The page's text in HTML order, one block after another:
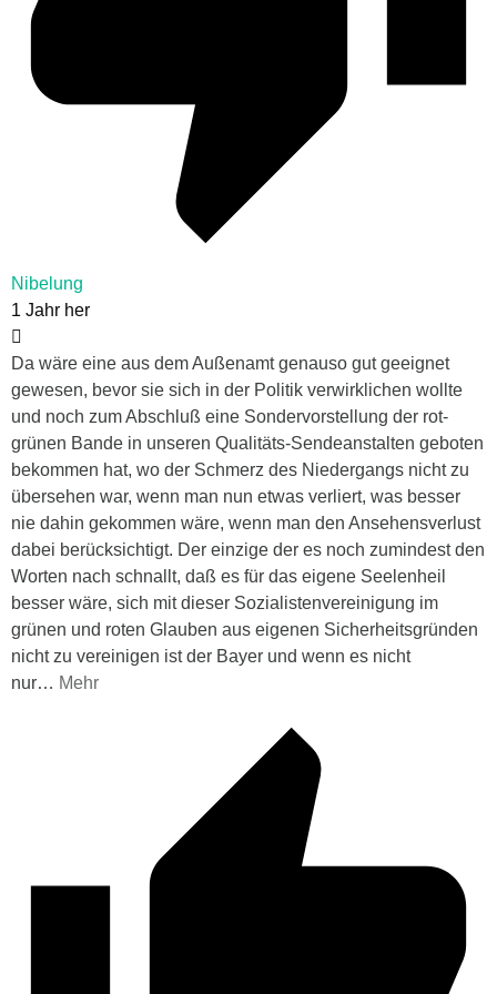
Nibelung
1 Jahr her
Da wäre eine aus dem Außenamt genauso gut geeignet
gewesen, bevor sie sich in der Politik verwirklichen wollte
und noch zum Abschluß eine Sondervorstellung der rot-
grünen Bande in unseren Qualitäts-Sendeanstalten geboten
bekommen hat, wo der Schmerz des Niedergangs nicht zu
übersehen war, wenn man nun etwas verliert, was besser
nie dahin gekommen wäre, wenn man den Ansehensverlust
dabei berücksichtigt. Der einzige der es noch zumindest den
Worten nach schnallt, daß es für das eigene Seelenheil
besser wäre, sich mit dieser Sozialistenvereinigung im
grünen und roten Glauben aus eigenen Sicherheitsgründen
nicht zu vereinigen ist der Bayer und wenn es nicht
nur… Mehr